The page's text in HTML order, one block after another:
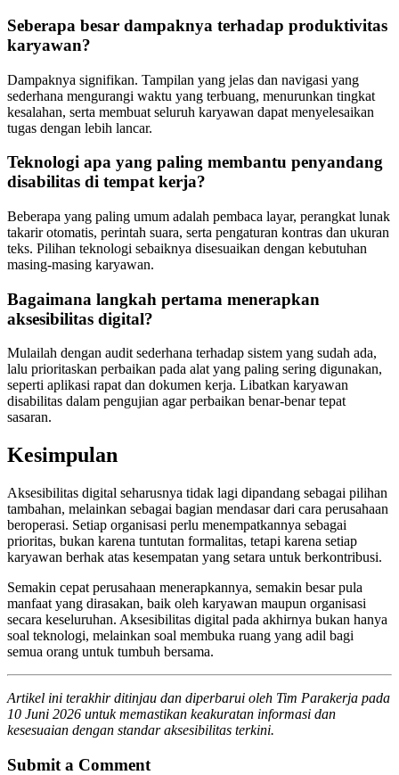
Seberapa besar dampaknya terhadap produktivitas
karyawan?
Dampaknya signifikan. Tampilan yang jelas dan navigasi yang
sederhana mengurangi waktu yang terbuang, menurunkan tingkat
kesalahan, serta membuat seluruh karyawan dapat menyelesaikan
tugas dengan lebih lancar.
Teknologi apa yang paling membantu penyandang
disabilitas di tempat kerja?
Beberapa yang paling umum adalah pembaca layar, perangkat lunak
takarir otomatis, perintah suara, serta pengaturan kontras dan ukuran
teks. Pilihan teknologi sebaiknya disesuaikan dengan kebutuhan
masing-masing karyawan.
Bagaimana langkah pertama menerapkan
aksesibilitas digital?
Mulailah dengan audit sederhana terhadap sistem yang sudah ada,
lalu prioritaskan perbaikan pada alat yang paling sering digunakan,
seperti aplikasi rapat dan dokumen kerja. Libatkan karyawan
disabilitas dalam pengujian agar perbaikan benar-benar tepat
sasaran.
Kesimpulan
Aksesibilitas digital seharusnya tidak lagi dipandang sebagai pilihan
tambahan, melainkan sebagai bagian mendasar dari cara perusahaan
beroperasi. Setiap organisasi perlu menempatkannya sebagai
prioritas, bukan karena tuntutan formalitas, tetapi karena setiap
karyawan berhak atas kesempatan yang setara untuk berkontribusi.
Semakin cepat perusahaan menerapkannya, semakin besar pula
manfaat yang dirasakan, baik oleh karyawan maupun organisasi
secara keseluruhan. Aksesibilitas digital pada akhirnya bukan hanya
soal teknologi, melainkan soal membuka ruang yang adil bagi
semua orang untuk tumbuh bersama.
Artikel ini terakhir ditinjau dan diperbarui oleh Tim Parakerja pada
10 Juni 2026 untuk memastikan keakuratan informasi dan
kesesuaian dengan standar aksesibilitas terkini.
Submit a Comment